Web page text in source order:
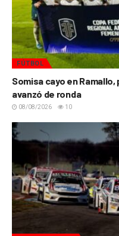
FÚTBOL
Somisa cayo en
avanzó de ronda
08/08/2026 10